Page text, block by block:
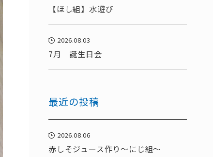
【ほし組】水遊び
2026.08.03
7月 誕生日会
最近の投稿
2026.08.06
赤しそジュース作り～にじ組～